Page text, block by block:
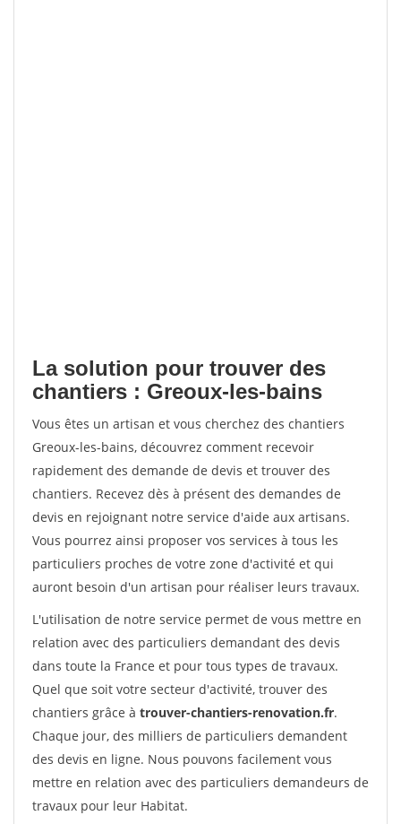
La solution pour trouver des
chantiers : Greoux-les-bains
Vous êtes un artisan et vous cherchez des chantiers
Greoux-les-bains, découvrez comment recevoir
rapidement des demande de devis et trouver des
chantiers. Recevez dès à présent des demandes de
devis en rejoignant notre service d'aide aux artisans.
Vous pourrez ainsi proposer vos services à tous les
particuliers proches de votre zone d'activité et qui
auront besoin d'un artisan pour réaliser leurs travaux.
L'utilisation de notre service permet de vous mettre en
relation avec des particuliers demandant des devis
dans toute la France et pour tous types de travaux.
Quel que soit votre secteur d'activité, trouver des
chantiers grâce à trouver-chantiers-renovation.fr.
Chaque jour, des milliers de particuliers demandent
des devis en ligne. Nous pouvons facilement vous
mettre en relation avec des particuliers demandeurs de
travaux pour leur Habitat.